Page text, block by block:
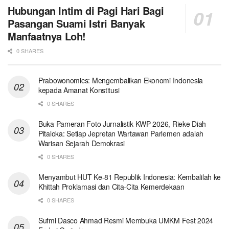
Hubungan Intim di Pagi Hari Bagi
Pasangan Suami Istri Banyak
Manfaatnya Loh!
0 SHARES
Prabowonomics: Mengembalikan Ekonomi Indonesia
kepada Amanat Konstitusi
0 SHARES
Buka Pameran Foto Jurnalistik KWP 2026, Rieke Diah
Pitaloka: Setiap Jepretan Wartawan Parlemen adalah
Warisan Sejarah Demokrasi
0 SHARES
Menyambut HUT Ke-81 Republik Indonesia: Kembalilah ke
Khittah Proklamasi dan Cita-Cita Kemerdekaan
0 SHARES
Sufmi Dasco Ahmad Resmi Membuka UMKM Fest 2024